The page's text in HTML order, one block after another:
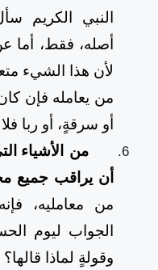
النبي الكريم
أصله، فقط،
لأن هذا الشيء
من يعامله فإن
أو سرقةٍ، أو ربا
من
الأشياء
أن يراقب جميع
من معامليه،
الجواب ليوم
وقولةٍ لماذا